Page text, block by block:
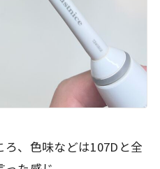
、色味などは107Dと全